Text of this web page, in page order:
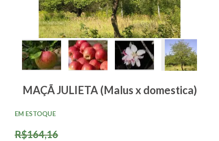
MAÇÃ JULIETA (Malus x domestica)
R$164,16
EM ESTOQUE